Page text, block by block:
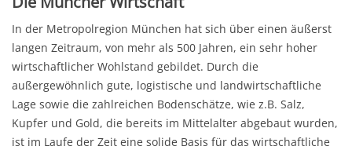
In der Metropolregion München hat sich über einen äußerst
langen Zeitraum, von mehr als 500 Jahren, ein sehr hoher
wirtschaftlicher Wohlstand gebildet. Durch die
außergewöhnlich gute, logistische und landwirtschaftliche
Lage sowie die zahlreichen Bodenschätze, wie z.B. Salz,
Kupfer und Gold, die bereits im Mittelalter abgebaut wurden,
ist im Laufe der Zeit eine solide Basis für das wirtschaftliche